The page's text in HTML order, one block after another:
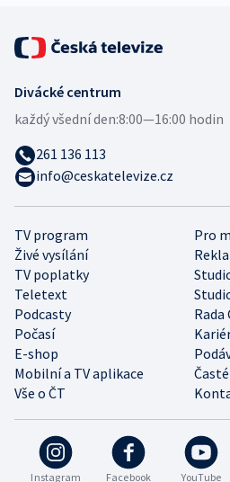
Instagram Facebook YouTube
TV program
Pro
Živé vysílání
TV poplatky
Teletext
Podcasty
Rada
Počasí
E-shop
Mobilní a TV aplikace
Vše o ČT
Divácké centrum
každý všední den:8:00—16:00 hodin
261 136 113
info@ceskatelevize.cz